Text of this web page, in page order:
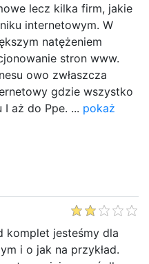
lecz kilka firm, jakie
internetowym. W
natężeniem
stron www.
owo zwłaszcza
gdzie wszystko
I aż do Ppe. ... pokaż
komplet jesteśmy dla
i o jak na przykład.